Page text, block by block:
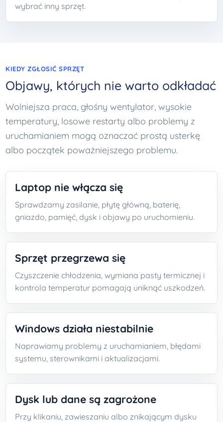
wybrać inny sprzęt.
KIEDY ZGŁOSIĆ SPRZĘT
Objawy, których nie warto odkładać
Wolniejsza praca, głośny wentylator, wysokie
temperatury, losowe restarty albo problemy z
uruchamianiem mogą oznaczać prostą usterkę
albo początek poważniejszego problemu.
Laptop nie włącza się
Sprawdzamy zasilanie, płytę główną, baterię,
gniazdo, pamięć, dysk i objawy po uruchomieniu.
Sprzęt przegrzewa się
Czyszczenie chłodzenia, wymiana pasty termicznej i
kontrola temperatur pomagają uniknąć uszkodzeń.
Windows działa niestabilnie
Naprawiamy problemy z uruchamianiem, błędami
systemu, sterownikami i aktualizacjami.
Dysk lub dane są zagrożone
Przy klikaniu, zawieszaniu albo znikającym dysku